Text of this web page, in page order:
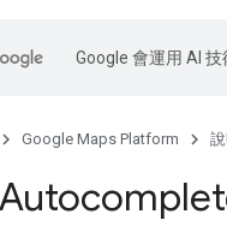
Google 會運用 AI
Google Maps Platform